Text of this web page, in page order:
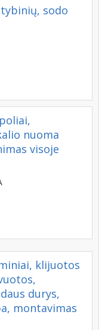
sodo
nuoma
visoje
klijuotos
durys,
montavimas